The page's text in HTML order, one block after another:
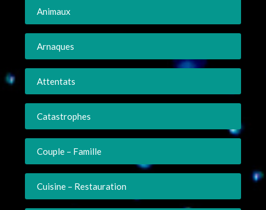
Animaux
Arnaques
Attentats
Catastrophes
Couple – Famille
Cuisine – Restauration